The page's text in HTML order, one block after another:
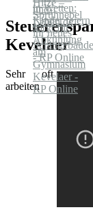
Kevelaer
Sehr oft
arbeiten